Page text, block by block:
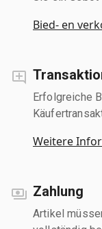
Bied- en
Erfolgreiche
Weitere
Zahlung
Artikel